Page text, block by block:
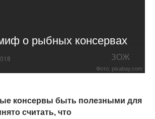
о рыбных консервах
ЗОЖ
Фото: pixabay.com
консервы быть полезными для
считать, что